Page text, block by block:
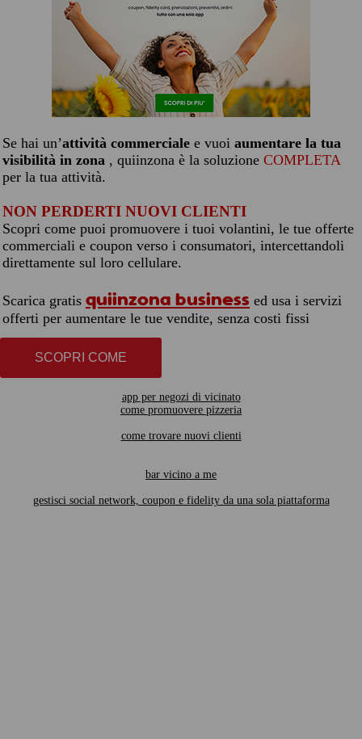
Se hai un’attività commerciale e vuoi aumentare la tua
visibilità in zona , quiinzona è la soluzione COMPLETA
per la tua attività.
NON PERDERTI NUOVI CLIENTI
Scopri come puoi promuovere i tuoi volantini, le tue offerte
commerciali e coupon verso i consumatori, intercettandoli
direttamente sul loro cellulare.
Scarica gratis quiinzona business ed usa i servizi
offerti per aumentare le tue vendite, senza costi fissi
SCOPRI COME
app per negozi di vicinato
come promuovere pizzeria
come trovare nuovi clienti
bar vicino a me
gestisci social network, coupon e fidelity da una sola piattaforma